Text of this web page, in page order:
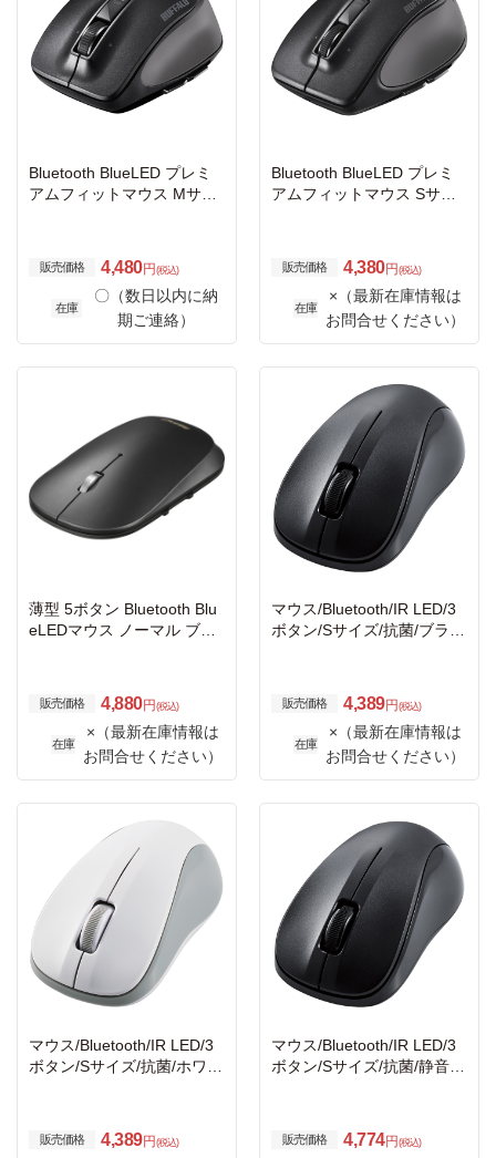
Bluetooth BlueLED プレミ
アムフィットマウス Mサイ
販売価格 4,480円 (税込)
在庫
〇（数日以内に納
期ご連絡）
Bluetooth BlueLED プレミ
アムフィットマウス Sサイ
販売価格 4,380円 (税込)
在庫
×（最新在庫情報は
お問合せください）
薄型 5ボタン Bluetooth Blu
eLEDマウス ノーマル ブラ
販売価格 4,880円 (税込)
在庫
×（最新在庫情報は
お問合せください）
マウス/Bluetooth/IR LED/3
ボタン/Sサイズ/抗菌/ブラッ
販売価格 4,389円 (税込)
在庫
×（最新在庫情報は
お問合せください）
マウス/Bluetooth/IR LED/3
ボタン/Sサイズ/抗菌/ホワイ
販売価格 4,389円 (税込)
マウス/Bluetooth/IR LED/3
ボタン/Sサイズ/抗菌/静音/
販売価格 4,774円 (税込)